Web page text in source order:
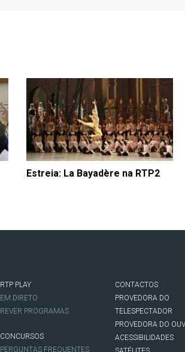
Estreia: La Bayadère na RTP2
RTP PLAY
EM DIRETO
REVER PROGRAMAS
CONCURSOS
PERGUNTAS FREQUENTES
CONTACTOS
PROVEDORA DO
TELESPECTADOR
PROVEDORA DO
ACESSIBILIDADES